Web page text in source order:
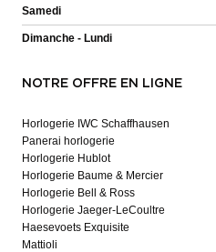
Samedi
Dimanche - Lundi
NOTRE OFFRE EN LIGNE
Horlogerie IWC Schaffhausen
Panerai horlogerie
Horlogerie Hublot
Horlogerie Baume & Mercier
Horlogerie Bell & Ross
Horlogerie Jaeger-LeCoultre
Haesevoets Exquisite
Mattioli